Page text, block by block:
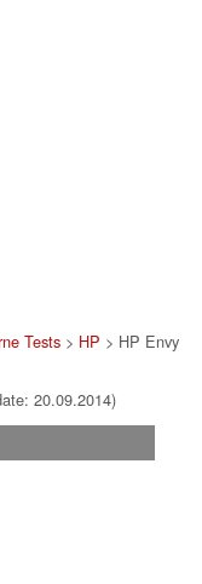
Tests> HP > HP Envy
20.09.2014)